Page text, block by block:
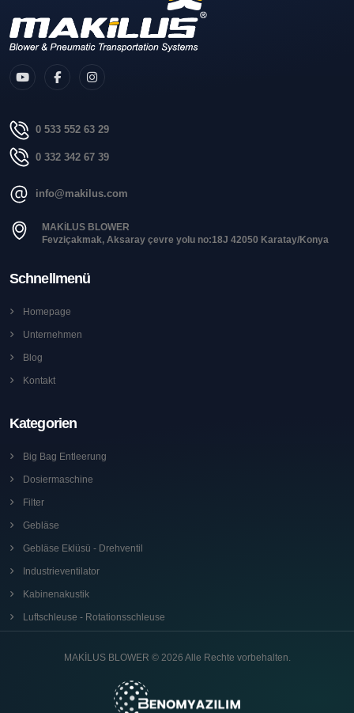
0 533 552 63 29
0 332 342 67 39
info@makilus.com
MAKİLUS BLOWER
Fevziçakmak, Aksaray çevre yolu no:18J 42050 Karatay/Konya
Schnellmenü
Homepage
Unternehmen
Blog
Kontakt
Kategorien
Big Bag Entleerung
Dosiermaschine
Filter
Gebläse
Gebläse Eklüsü - Drehventil
Industrieventilator
Kabinenakustik
Luftschleuse - Rotationsschleuse
MAKİLUS BLOWER © 2026 Alle Rechte vorbehalten.